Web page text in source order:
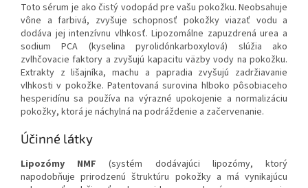
Toto sérum je ako čistý vodopád pre vašu pokožku. Neobsahuje
vône a farbivá, zvyšuje schopnosť pokožky viazať vodu a
dodáva jej intenzívnu vlhkosť. Lipozomálne zapuzdrená urea a
sodium PCA (kyselina pyrolidónkarboxylová) slúžia ako
zvlhčovacie faktory a zvyšujú kapacitu väzby vody na pokožku.
Extrakty z lišajníka, machu a papradia zvyšujú zadržiavanie
vlhkosti v pokožke. Patentovaná surovina hlboko pôsobiaceho
hesperidínu sa používa na výrazné upokojenie a normalizáciu
pokožky, ktorá je náchylná na podráždenie a začervenanie.
Účinné látky
Lipozómy NMF (systém dodávajúci lipozómy, ktorý
napodobňuje prirodzenú štruktúru pokožky a má vynikajúcu